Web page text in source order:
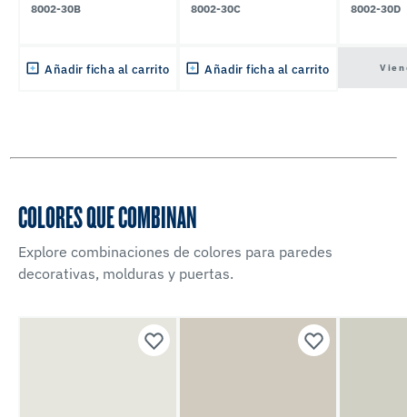
8002-30B
Añadir ficha al carrito
8002-30C
Añadir ficha al carrito
8002-30D
COLORES QUE COMBINAN
Explore combinaciones de colores para paredes
decorativas, molduras y puertas.